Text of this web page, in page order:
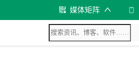
媒体矩阵